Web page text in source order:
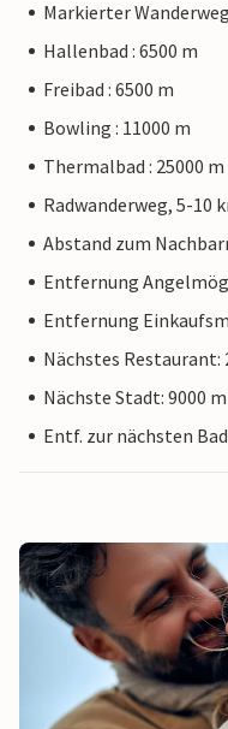
Markierter
Hallenbad : 6500 m
Freibad : 6500 m
Bowling : 11000 m
Thermalbad : 25000 m
Radwanderweg, 5-10
Abstand zum
Entfernung
Entfernung
Nächstes Restaurant:
Nächste Stadt: 9000
Entf. zur nächsten